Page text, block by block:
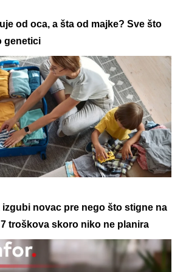
od oca, a šta od majke? Sve što
genetici
izgubi novac pre nego što stigne na
troškova skoro niko ne planira